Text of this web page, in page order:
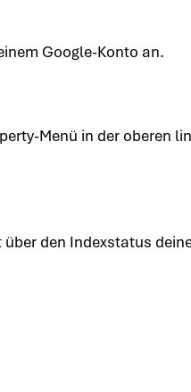
Google-Konto an.
Menü in der oberen
über den Indexstatus